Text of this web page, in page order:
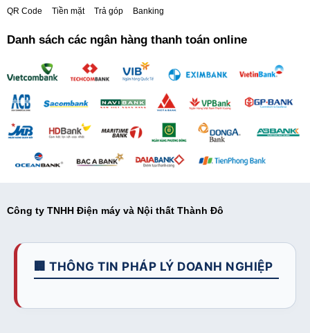
QR Code Tiền mặt Trả góp Banking
Danh sách các ngân hàng thanh toán online
Công ty TNHH Điện máy và Nội thất Thành Đô
🏢 THÔNG TIN PHÁP LÝ DOANH NGHIỆP